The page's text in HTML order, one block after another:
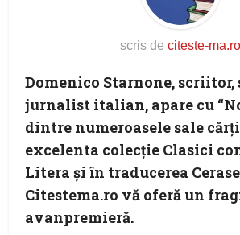
scris de citeste-ma.ro
Domenico Starnone, scriitor,
jurnalist italian, apare cu
dintre numeroasele sale
excelenta colecţie Clasici
Litera şi în traducerea
Citestema.ro vă oferă un
avanpremieră.